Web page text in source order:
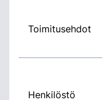
Toimitusehdot
Henkilöstö